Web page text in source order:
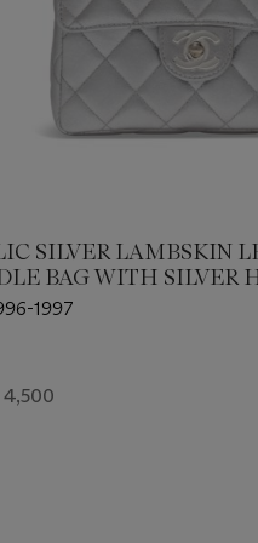
SILVER LAMBSKIN
BAG WITH SILVER
1997
4,500